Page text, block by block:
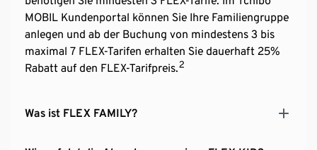
MOBIL Kundenportal können Sie Ihre Familiengruppe
anlegen und ab der Buchung von mindestens 3 bis
maximal 7 FLEX-Tarifen erhalten Sie dauerhaft 25%
Rabatt auf den FLEX-Tarifpreis.2
Was ist FLEX FAMILY?